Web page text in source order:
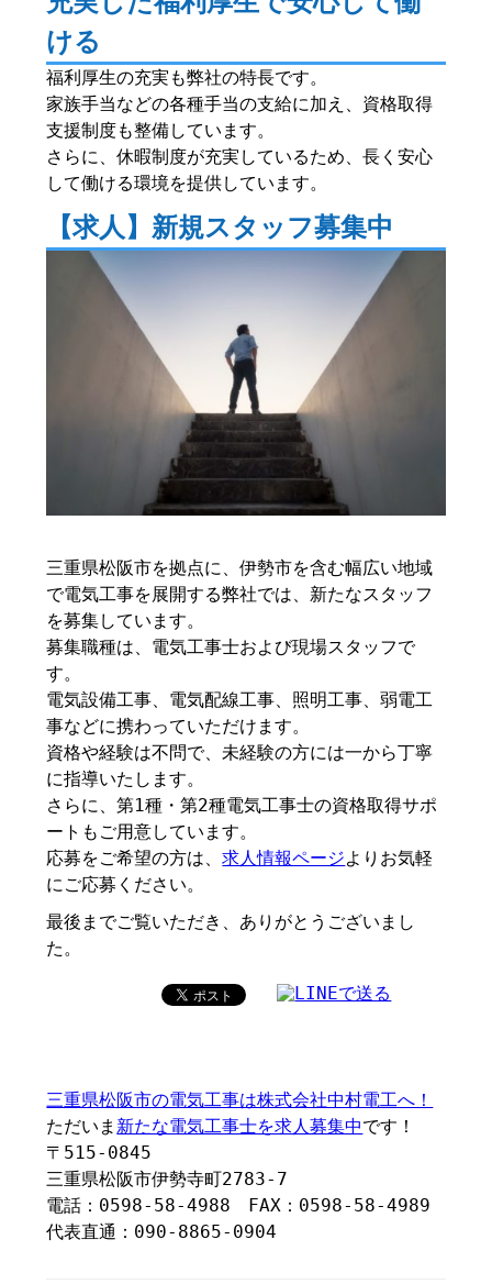
ける
福利厚生の充実も弊社の特長です。
家族手当などの各種手当の支給に加え、資格取得
支援制度も整備しています。
さらに、休暇制度が充実しているため、長く安心
して働ける環境を提供しています。
【求人】新規スタッフ募集中
三重県松阪市を拠点に、伊勢市を含む幅広い地域
で電気工事を展開する弊社では、新たなスタッフ
を募集しています。
募集職種は、電気工事士および現場スタッフで
す。
電気設備工事、電気配線工事、照明工事、弱電工
事などに携わっていただけます。
資格や経験は不問で、未経験の方には一から丁寧
に指導いたします。
さらに、第1種・第2種電気工事士の資格取得サポ
ートもご用意しています。
応募をご希望の方は、求人情報ページよりお気軽
にご応募ください。
最後までご覧いただき、ありがとうございまし
た。
三重県松阪市の電気工事は株式会社中村電工へ！
ただいま 新たな電気工事士を求人募集中です！
〒515-0845
三重県松阪市伊勢寺町2783-7
電話：0598-58-4988 FAX：0598-58-4989
代表直通：090-8865-0904